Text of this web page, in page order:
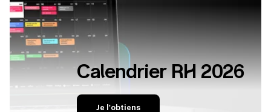
Calendrier RH 2026
Je l'obtiens